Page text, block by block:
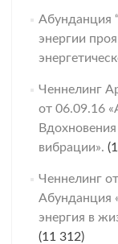
Абунданция
энергии
Ченнелинг
от 06.09.16
вибрации».
Ченнелинг
Абунданция
энергия в
(11 312)